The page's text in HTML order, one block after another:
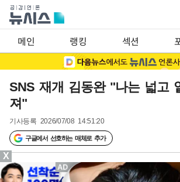
메인 랭킹 섹션
SNS 재개 김동완 "나는 넓고
져"
기사등록 2026/07/08 14:51:20
구글에서 선호하는 매체로 추가
X